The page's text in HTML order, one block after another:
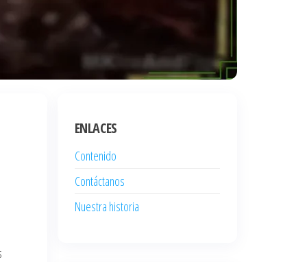
ENLACES
Contenido
Contáctanos
Nuestra historia